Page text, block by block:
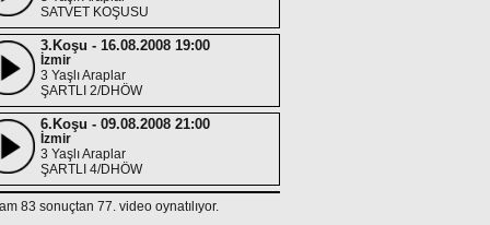
SATVET KOŞUSU
3.Koşu - 16.08.2008 19:00
İzmir
3 Yaşlı Araplar
ŞARTLI 2/DHÖW
6.Koşu - 09.08.2008 21:00
İzmir
3 Yaşlı Araplar
ŞARTLI 4/DHÖW
1.Koşu - 12.07.2008 18:15
83 sonuçtan 77. video oynatılıyor.